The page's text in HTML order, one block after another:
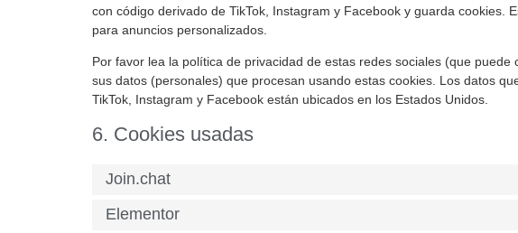
con código derivado de TikTok, Instagram y Facebook y guarda cookies.
para anuncios personalizados.
Por favor lea la política de privacidad de estas redes sociales (que
sus datos (personales) que procesan usando estas cookies. Los datos
TikTok, Instagram y Facebook están ubicados en los Estados Unidos.
6. Cookies usadas
Join.chat
Elementor